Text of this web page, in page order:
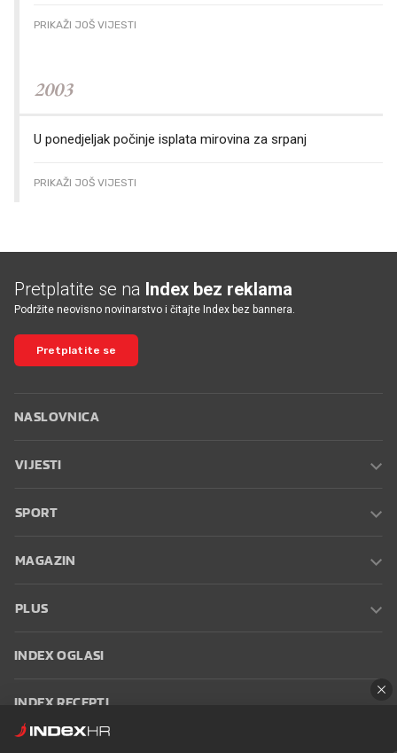
PRIKAŽI JOŠ VIJESTI
2003
U ponedjeljak počinje isplata mirovina za srpanj
PRIKAŽI JOŠ VIJESTI
Pretplatite se na Index bez reklama
Podržite neovisno novinarstvo i čitajte Index bez bannera.
Pretplatite se
NASLOVNICA
VIJESTI
SPORT
MAGAZIN
PLUS
INDEX OGLASI
INDEX RECEPTI